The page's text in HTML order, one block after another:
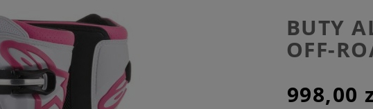
BUTY
OFF-
998,00